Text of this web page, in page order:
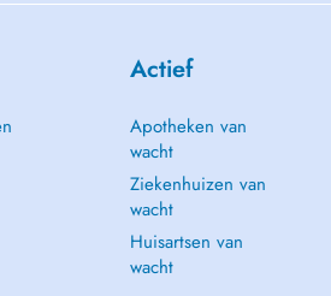
Actief
Apotheken van
wacht
Ziekenhuizen van
wacht
Huisartsen van
wacht